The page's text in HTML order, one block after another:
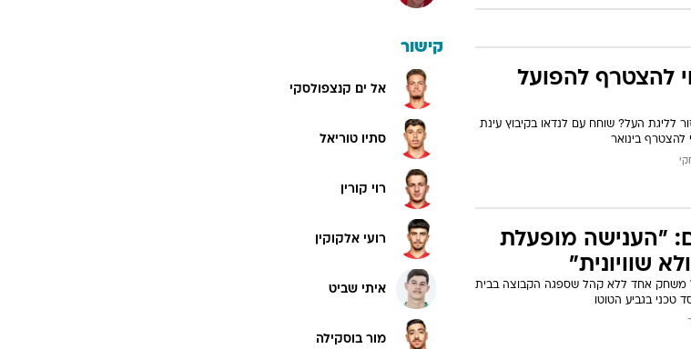
להצטרף להפועל
לליגת העל? שוחח עם לנדאו בקיבוץ עינת
להצטרף בינואר
"הענישה מופעלת
שוויונית"
משחק אחד ללא קהל שספגה הקבוצה בבית
טכני בגביע הטוטו
קישור
אל ים קנצפולסקי
סתיו טוריאל
רוי קורין
רועי אלקוקין
איתי שביט
מור בוסקילה